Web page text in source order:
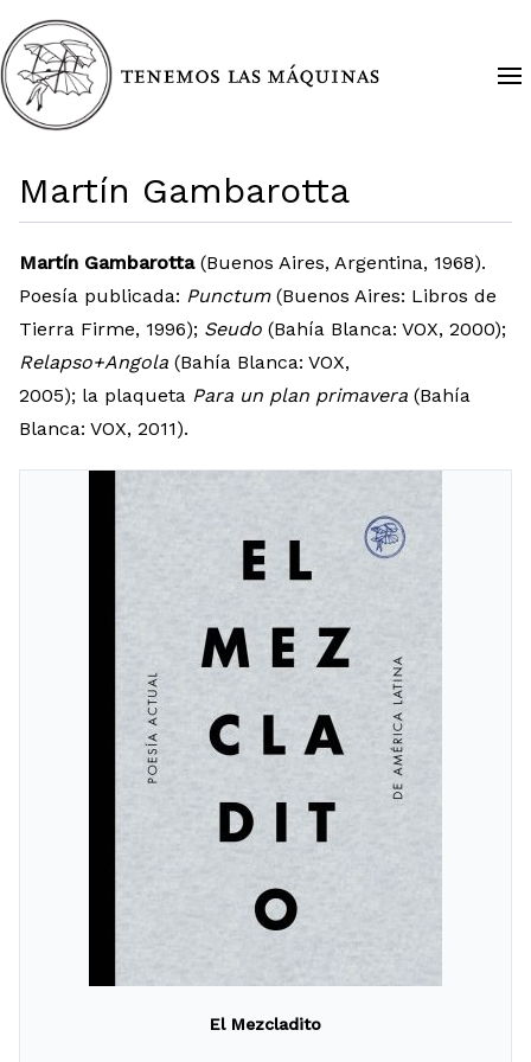
Martín Gambarotta
Martín Gambarotta(Buenos Aires, Argentina, 1968).
Poesía publicada: Punctum(Buenos Aires: Libros de
Tierra Firme, 1996); Seudo (Bahía Blanca: VOX, 2000);
Relapso+Angola (Bahía Blanca: VOX,
2005); la plaqueta Para un plan primavera (Bahía
Blanca: VOX, 2011).
El Mezcladito